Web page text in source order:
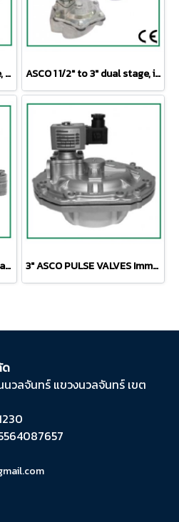
ASCO 1 1/2" to 3" dual stage, remote pilot threaded body or compression ﬁtting Ø 1 1/2" ASCO 1 1/2" to 3" dual stage, integral pilot threaded body or compression fitting Ø 1 1/2"
ASCO 3/4" to 1 1/2"single stage, remote pilot threaded body or compression fitting 3/4" to 1 1/2" 3" ASCO PULSE VALVES Immersion Type
ด
วลจันทร์​ แขวง​นวลจันทร์​ เขต​